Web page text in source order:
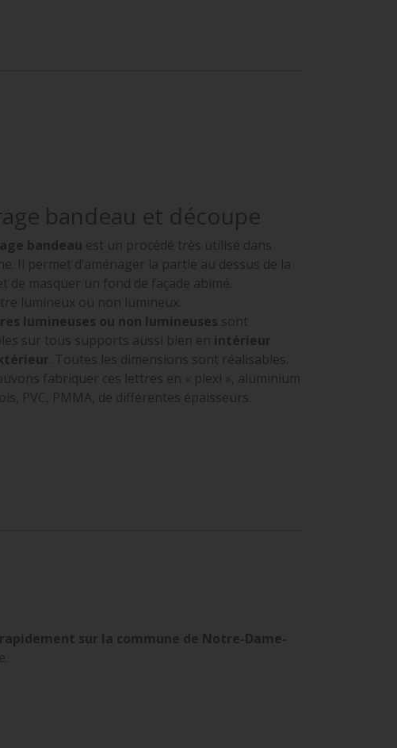
bandeau et découpe
bandeau est un procédé très utilisé dans
Il permet d’aménager la partie au dessus de la
de masquer un fond de façade abimé.
lumineux ou non lumineux.
lumineuses ou non lumineuses sont
sur tous supports aussi bien en intérieur
. Toutes les dimensions sont réalisables.
fabriquer ces lettres en « plexi », aluminium
PVC, PMMA, de différentes épaisseurs.
sur la commune de Notre-Dame-